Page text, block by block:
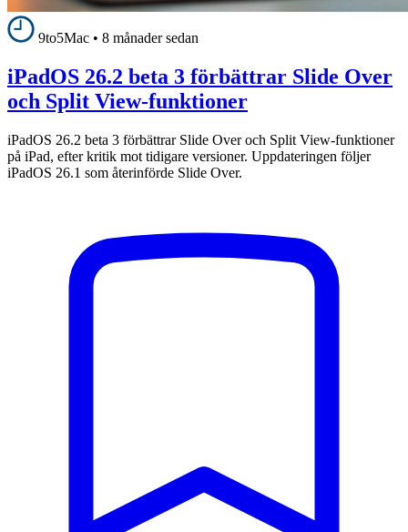
9to5Mac • 8 månader sedan
iPadOS 26.2 beta 3 förbättrar Slide Over
och Split View-funktioner
iPadOS 26.2 beta 3 förbättrar Slide Over och Split View-funktioner
på iPad, efter kritik mot tidigare versioner. Uppdateringen följer
iPadOS 26.1 som återinförde Slide Over.